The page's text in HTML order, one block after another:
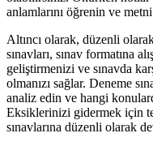
anlamlarını öğrenin ve
Altıncı olarak, düzenli
sınavları, sınav formatına
geliştirmenizi ve sınavda
olmanızı sağlar. Deneme
analiz edin ve hangi
Eksiklerinizi gidermek için
sınavlarına düzenli olarak